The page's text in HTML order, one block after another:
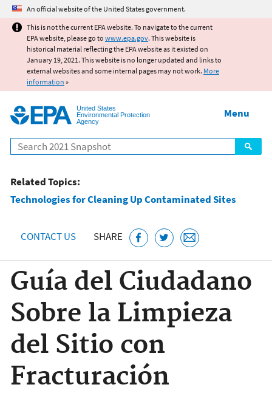
Jump to main content
An official website of the United States government.
This is not the current EPA website. To navigate to the current
EPA website, please go to www.epa.gov. This website is
historical material reflecting the EPA website as it existed on
January 19, 2021. This website is no longer updated and links to
external websites and some internal pages may not work. More
information »
United States
Environmental Protection
Agency
Search
Menu
Related Topics:
Technologies for Cleaning Up Contaminated Sites
CONTACT US SHARE
Guía del Ciudadano
Sobre la Limpieza
del Sitio con
Fracturación